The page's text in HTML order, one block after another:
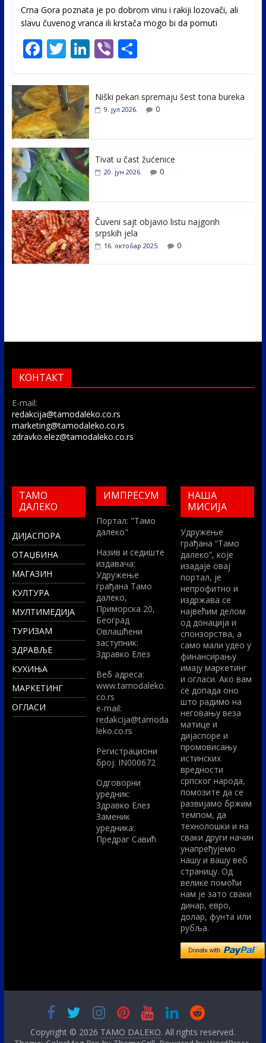
Crna Gora poznata je po dobrom vinu i rakiji lozovači, ali
slavu čuvenog vranca ili krstača mogo bi da pomuti
F
e
b
o
o
k
T
itt
er
Li
e
Vi
er
S
e
Niški pekari spremaju šest tona bureka
9. јул 2026. 0
Tivat u čast žućenice
20. јун 2026. 0
Čuveni sajt objavio listu najgorih
srpskih jela
16. октобар 2025. 0
КОНТАКТ
E-mail:
redakcija@tamodaleko.co.rs
marketing@tamodaleko.co.rs
zdravko.elez@tamodaleko.co.rs
ТАМО
ДАЛЕКО
ДИЈАСПОРА
ОТАЏБИНА
МАГАЗИН
КУЛТУРА
МУЛТИМЕДИЈА
ТУРИЗАМ
ЗДРАВЉЕ
КУХИЊА
МАРКЕТИНГ
ОГЛАСИ
ИМПРЕСУМ
Портал: "Тамо
далеко"
Назив и седиште
издавача:
Удружење
грађана Тамо
далеко,
Приморска 20,
Београд
Овлашћени
заступник:
Здравко Елез
Вeб адреса:
www.tamodaleko.
co.rs
e-mail:
redakcija@tamoda
leko.co.rs
Регистрациони
број: IN000672
Одговорни
уредник:
Здравко Елез
Заменик
уредника:
Предраг Савић
НАША
МИСИЈА
Удружење
грађана “Тамо
далеко”, које
изадаје овај
портал, је
непрофитно и
издржава се
највећим делом
од донација и
спонзорства, а
само мали удео у
финансирању
имају маркетинг
и огласи. Ако вам
се допада оно
што радимо на
неговању веза
матице и
дијаспоре и
промовисању
истинских
вредности
српског народа,
помозите да се
развијамо бржим
темпом, да
технолошки и на
сваки други начин
унапређујемо
нашу и вашу веб
страницу. Од
велике помоћи
нам је зато сваки
динар, евро,
долар, фунта или
рубља.
Copyright © 2026 TAMO DALEKO. All rights reserved.